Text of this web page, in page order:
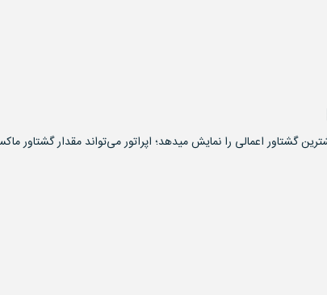
گشتاور اعمالی را نمایش میدهد؛ اپراتور می‌تواند مقدار گشتاور